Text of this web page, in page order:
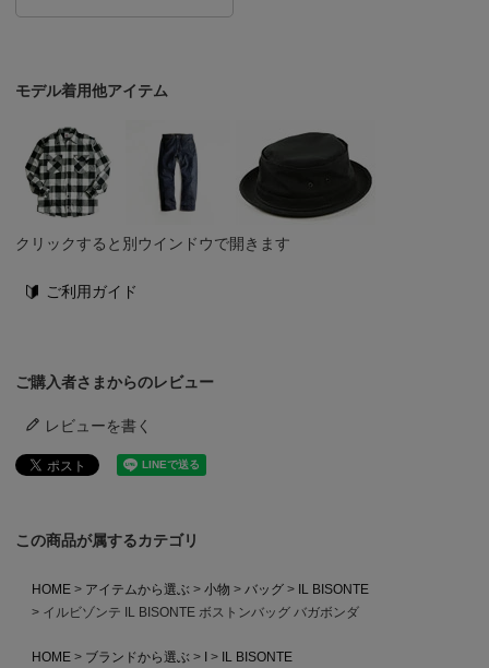
モデル着用他アイテム
クリックすると別ウインドウで開きます
ご利用ガイド
ご購入者さまからのレビュー
レビューを書く
この商品が属するカテゴリ
HOME アイテムから選ぶ 小物 バッグ
IL BISONTE
イルビゾンテ IL BISONTE ボストンバッグ バガボンダ
HOME ブランドから選ぶ I
IL BISONTE